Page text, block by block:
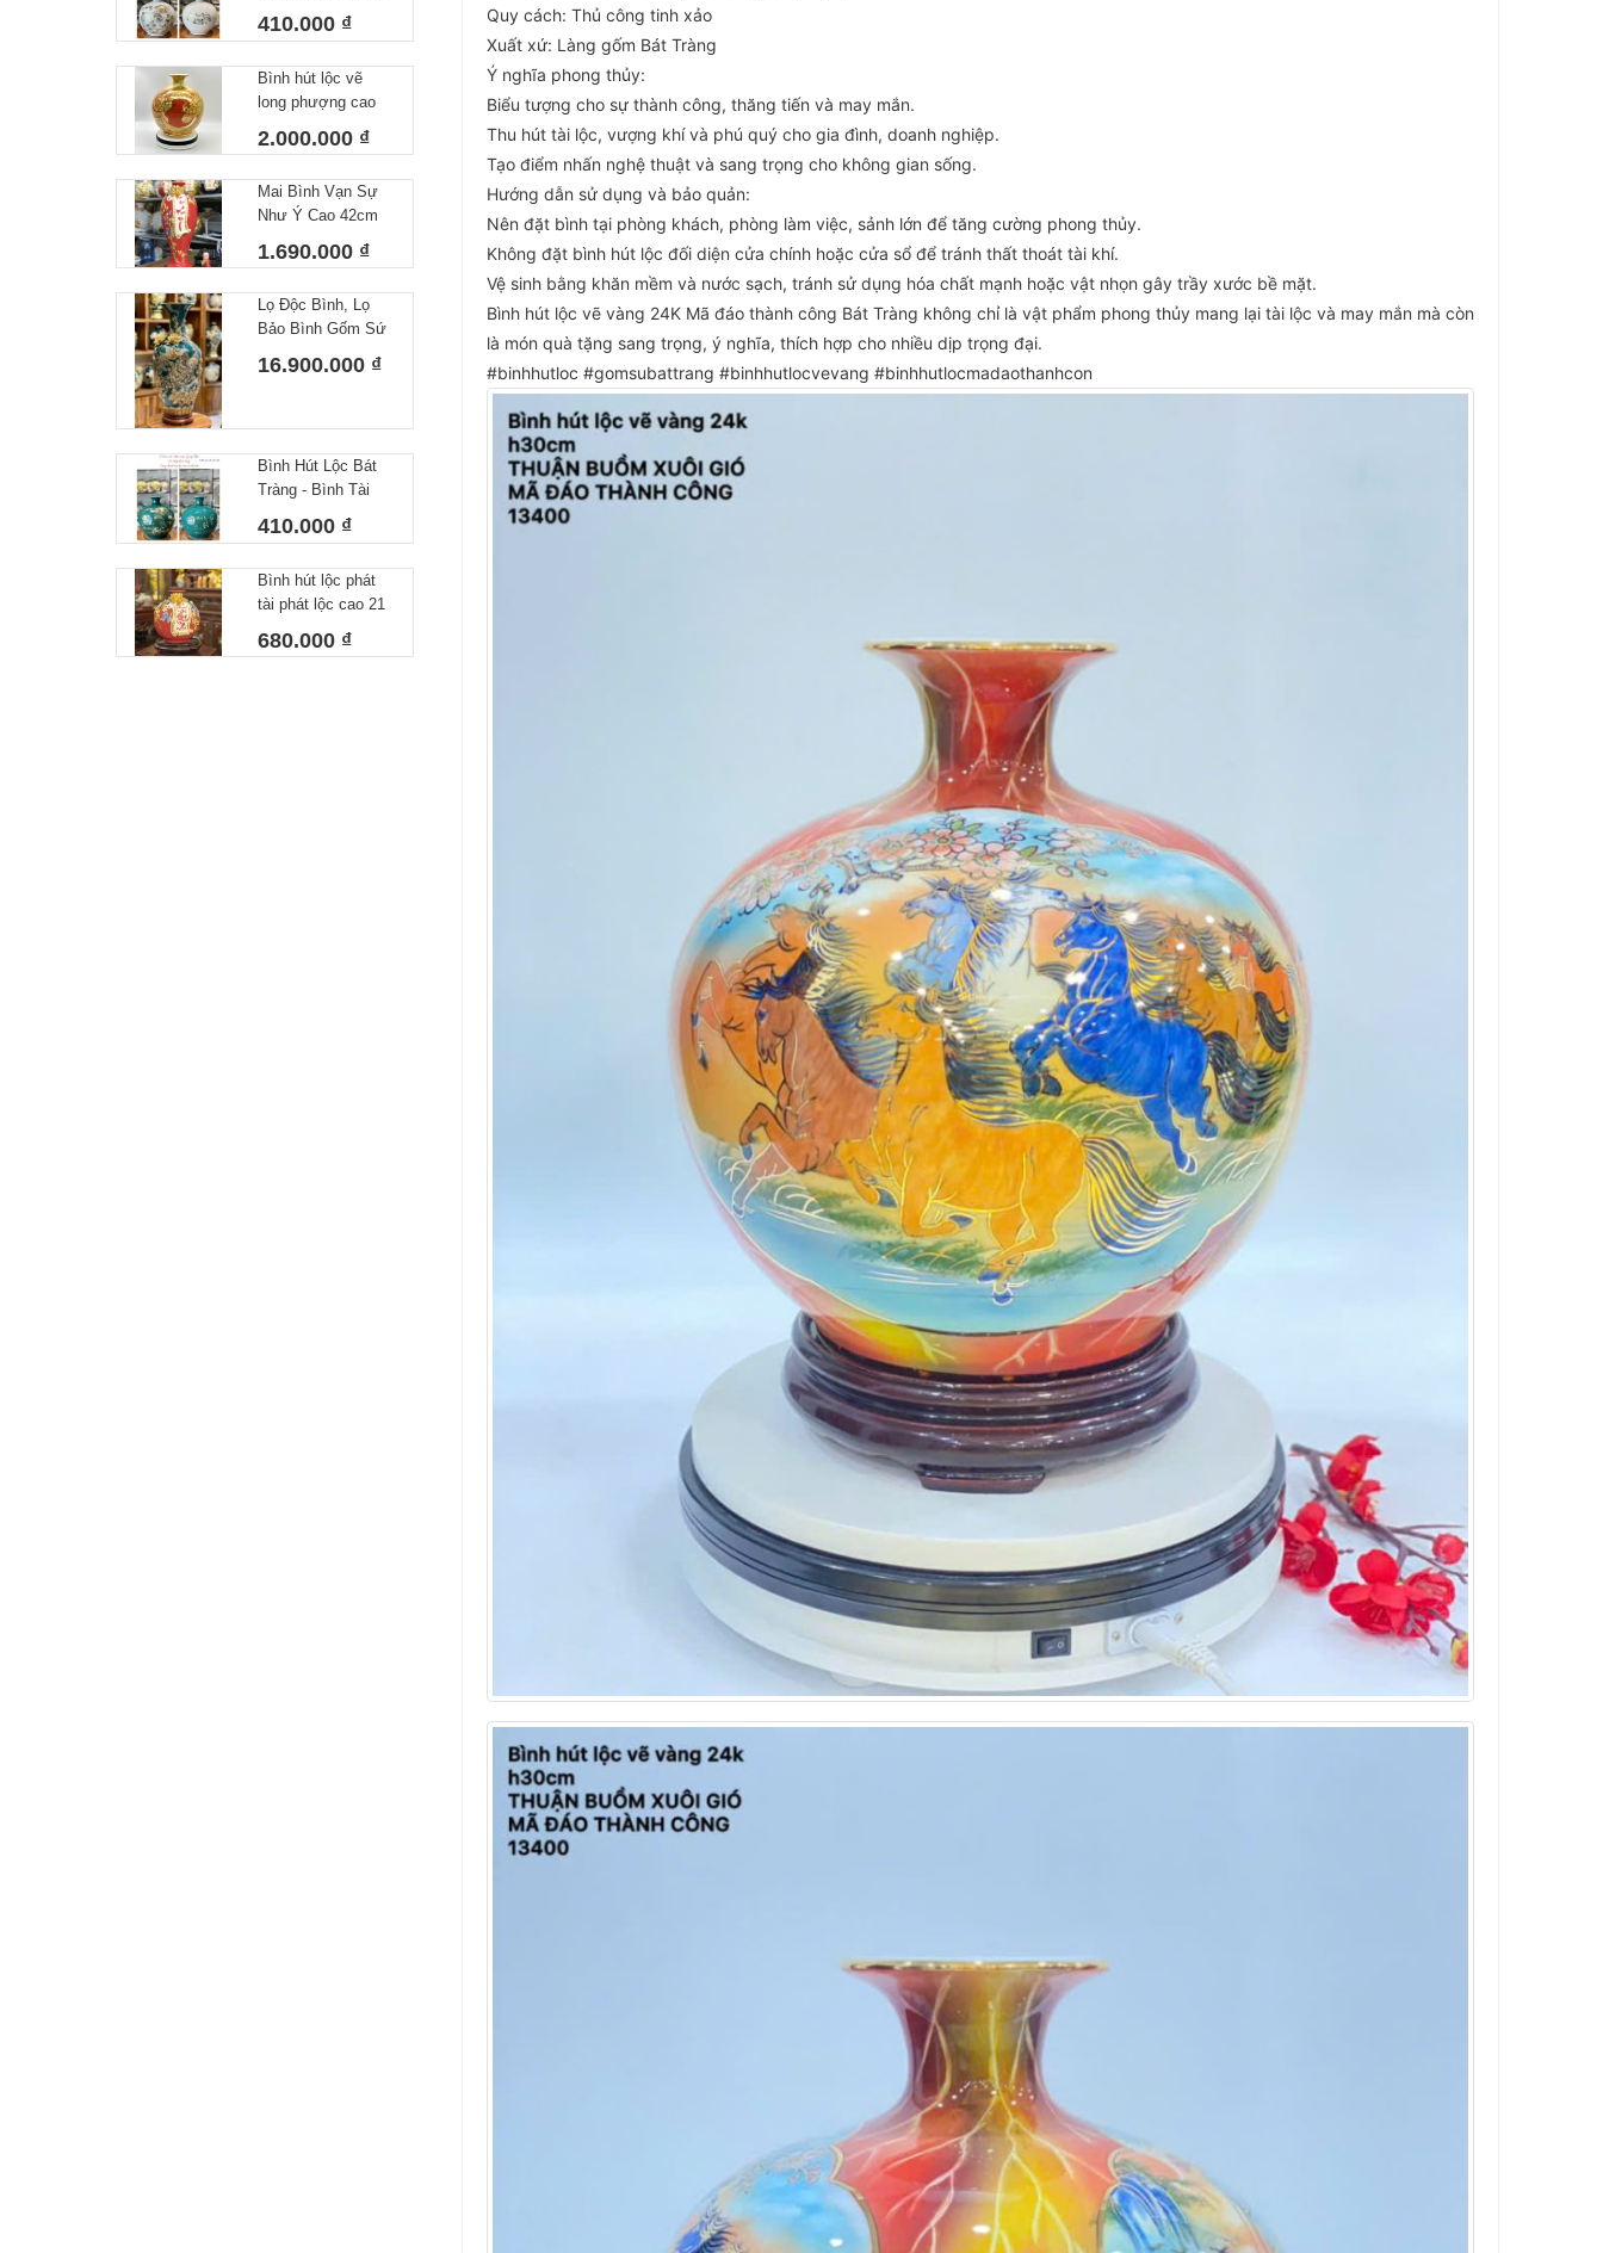
Công Danh Tài Lộc
Trắng
410.000 ₫
Bình hút lộc vẽ
long phượng cao
2.000.000 ₫
Mai Bình Vạn Sự
Như Ý Cao 42cm
1.690.000 ₫
Lọ Độc Bình, Lọ
Bảo Bình Gốm Sứ
Xanh Họa Tiết Đắp
Vàng Cao 80cm
16.900.000 ₫
Bình Hút Lộc Bát
Tràng - Bình Tài
Lộc Công Danh Tài
Lộc Xanh Lá
410.000 ₫
Bình hút lộc phát
tài phát lộc cao 21
680.000 ₫
Quy cách: Thủ công tinh xảo
Xuất xứ: Làng gốm Bát Tràng
Ý nghĩa phong thủy:
Biểu tượng cho sự thành công, thăng tiến và may mắn.
Thu hút tài lộc, vượng khí và phú quý cho gia đình, doanh nghiệp.
Tạo điểm nhấn nghệ thuật và sang trọng cho không gian sống.
Hướng dẫn sử dụng và bảo quản:
Nên đặt bình tại phòng khách, phòng làm việc, sảnh lớn để tăng cường phong thủy.
Không đặt bình hút lộc đối diện cửa chính hoặc cửa sổ để tránh thất thoát tài khí.
Vệ sinh bằng khăn mềm và nước sạch, tránh sử dụng hóa chất mạnh hoặc vật nhọn gây trầy xước bề mặt.
Bình hút lộc vẽ vàng 24K Mã đáo thành công Bát Tràng không chỉ là vật phẩm phong thủy mang lại tài lộc và may mắn mà còn
là món quà tặng sang trọng, ý nghĩa, thích hợp cho nhiều dịp trọng đại.
#binhhutloc #gomsubattrang #binhhutlocvevang #binhhutlocmadaothanhcon